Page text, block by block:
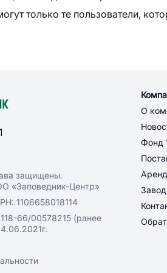
только те пользователи,
защищены.
«Заповедник-Центр»
1106658018114
66/00578215 (ранее
О
Фонд